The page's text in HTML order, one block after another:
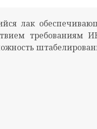
лак
требованиям